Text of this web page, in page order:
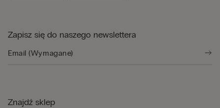
Zapisz się do naszego newslettera
Znajdź sklep